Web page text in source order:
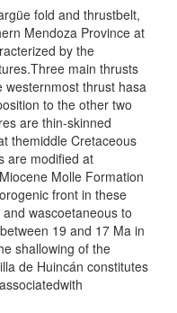
fold and thrustbelt,
Mendoza Province at
by the
main thrusts
thrust hasa
to the other two
are thin-skinned
themiddle Cretaceous
are modified at
Molle Formation
front in these
wascoetaneous to
19 and 17 Ma in
shallowing of the
de Huincán constitutes